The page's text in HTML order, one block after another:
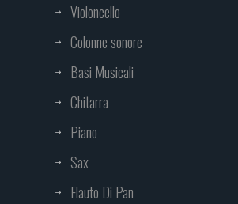
Violoncello
Colonne sonore
Basi Musicali
Chitarra
Piano
Sax
Flauto Di Pan